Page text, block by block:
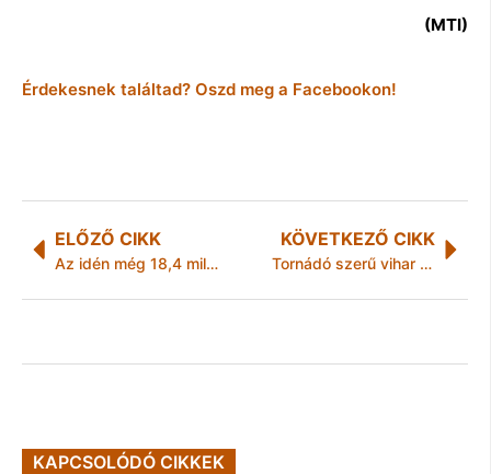
(MTI)
Érdekesnek találtad? Oszd meg a Facebookon!
ELŐZŐ CIKK
Az idén még 18,4 milliárd jut szociális energiatámogatásra
KÖVETKEZŐ CIKK
Tornádó szerű vihar vonult végig Tokaj város felett az éjjeli órákban
KAPCSOLÓDÓ CIKKEK